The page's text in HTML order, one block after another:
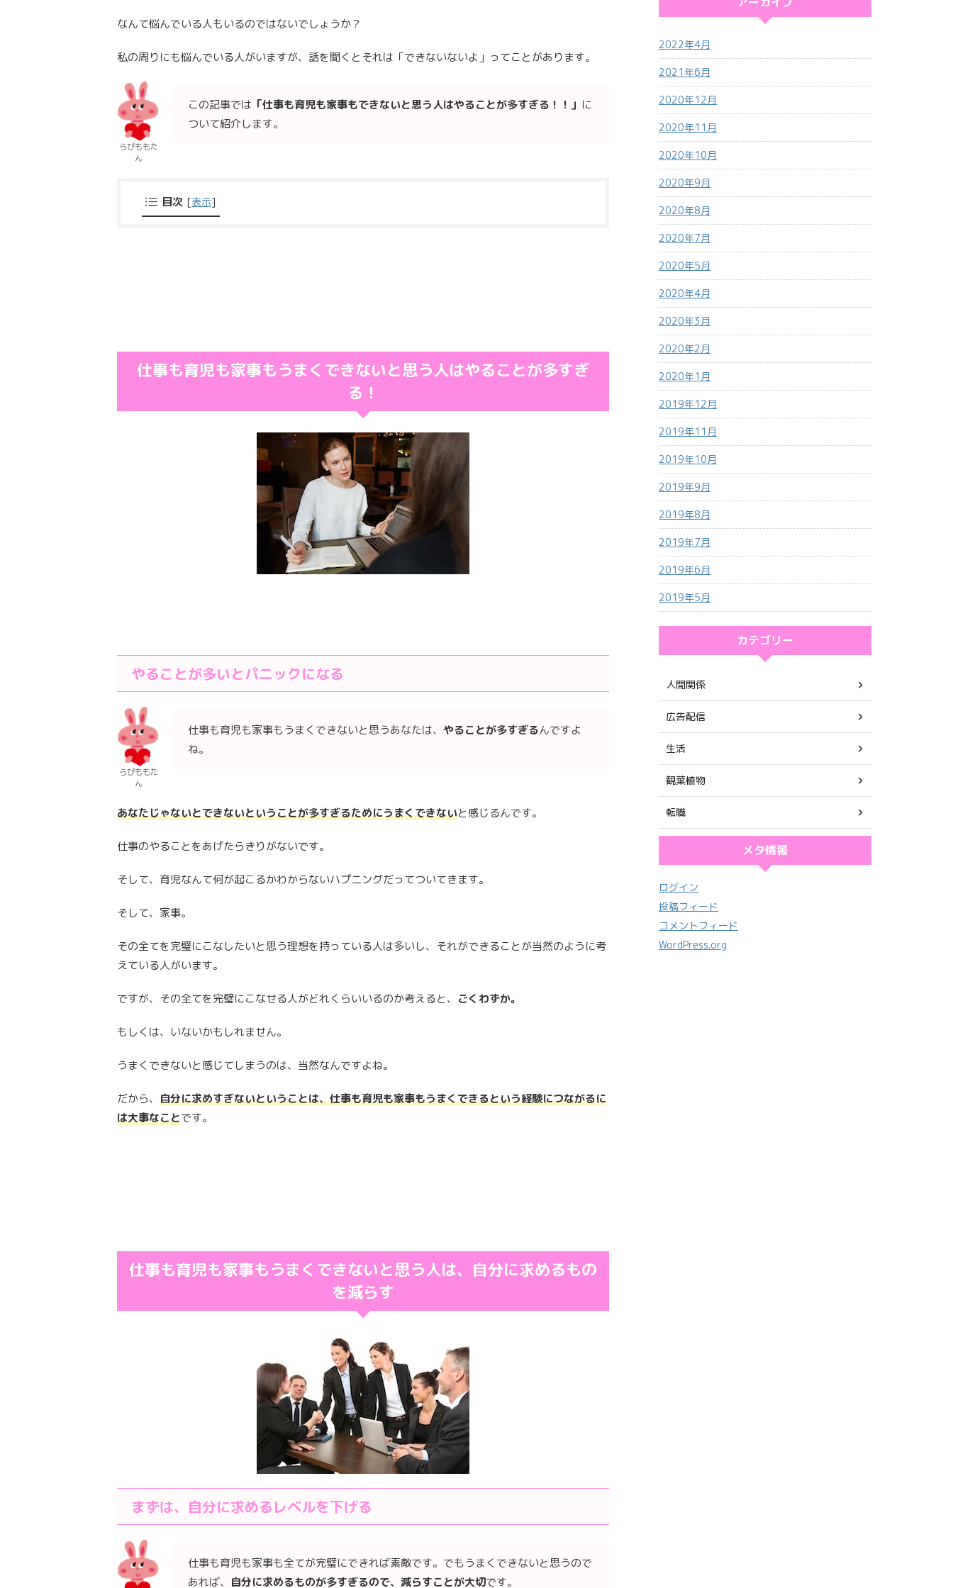
なんて悩んでいる人もいるのではないでしょうか？
私の周りにも悩んでいる人がいますが、話を聞くとそれは「できないないよ」ってことがあります。
らぴももた
ん
この記事では 「仕事も育児も家事もできないと思う人はやることが多すぎる！！」 に
ついて紹介します。
目次 [表示]
仕事も育児も家事もうまくできないと思う人はやることが多すぎ
る！
やることが多いとパニックになる
らぴももた
ん
仕事も育児も家事もうまくできないと思うあなたは、 やることが多すぎるんですよ
ね。
あなたじゃないとできないということが多すぎるためにうまくできないと感じるんです。
仕事のやることをあげたらきりがないです。
そして、育児なんて何が起こるかわからないハプニングだってついてきます。
そして、家事。
その全てを完璧にこなしたいと思う理想を持っている人は多いし、それができることが当然のように考
えている人がいます。
ですが、その全てを完璧にこなせる人がどれくらいいるのか考えると、 ごくわずか。
もしくは、いないかもしれません。
うまくできないと感じてしまうのは、当然なんですよね。
だから、 自分に求めすぎないということは、仕事も育児も家事もうまくできるという経験につながるに
は大事なことです。
仕事も育児も家事もうまくできないと思う人は、自分に求めるもの
を減らす
まずは、自分に求めるレベルを下げる
仕事も育児も家事も全てが完璧にできれば素敵です。でもうまくできないと思うので
あれば、 自分に求めるものが多すぎるので、 減らすことが大切です。
2022年4月
2021年6月
2020年12月
2020年11月
2020年10月
2020年9月
2020年8月
2020年7月
2020年5月
2020年4月
2020年3月
2020年2月
2020年1月
2019年12月
2019年11月
2019年10月
2019年9月
2019年8月
2019年7月
2019年6月
2019年5月
カテゴリー
人間関係
広告配信
生活
観葉植物
転職
メタ情報
ログイン
投稿フィード
コメントフィード
WordPress.org